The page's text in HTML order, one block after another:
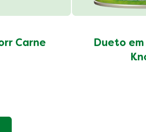
Carne
Dueto